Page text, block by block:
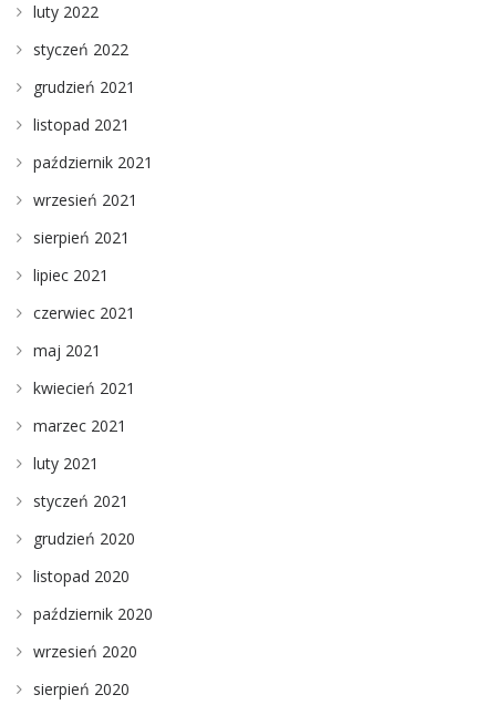
luty 2022
styczeń 2022
grudzień 2021
listopad 2021
październik 2021
wrzesień 2021
sierpień 2021
lipiec 2021
czerwiec 2021
maj 2021
kwiecień 2021
marzec 2021
luty 2021
styczeń 2021
grudzień 2020
listopad 2020
październik 2020
wrzesień 2020
sierpień 2020